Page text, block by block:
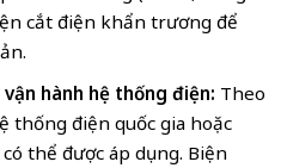
cắt điện khẩn trương để
hành hệ thống điện: Theo
thống điện quốc gia hoặc
thể được áp dụng. Biện